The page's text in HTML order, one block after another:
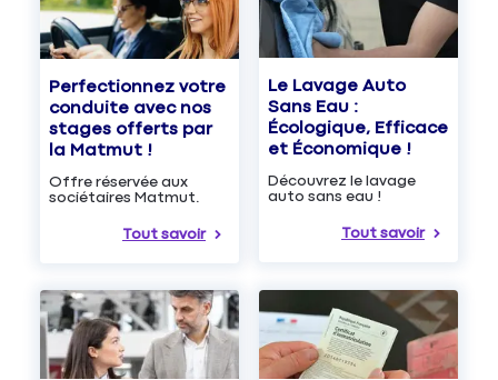
Perfectionnez votre
conduite avec nos
stages offerts par
la Matmut !
Offre réservée aux
sociétaires Matmut.
Tout savoir
Le Lavage Auto
Sans Eau :
Écologique, Efficace
et Économique !
Découvrez le lavage
auto sans eau !
Tout savoir